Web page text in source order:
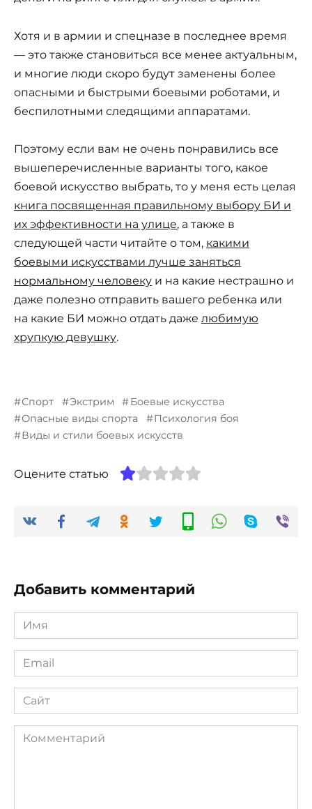
Хотя и в армии и спецназе в последнее время
— это также становиться все менее актуальным,
и многие люди скоро будут заменены более
опасными и быстрыми боевыми роботами, и
беспилотными следящими аппаратами.
Поэтому если вам не очень понравились все
вышеперечисленные варианты того, какое
боевой искусство выбрать, то у меня есть целая
книга посвященная правильному выбору БИ и
их эффективности на улице, а также в
следующей части читайте о том, какими
боевыми искусствами лучше заняться
нормальному человеку и на какие нестрашно и
даже полезно отправить вашего ребенка или
на какие БИ можно отдать даже любимую
хрупкую девушку.
Спорт Экстрим
Боевые искусства
Опасные виды спорта
Психология боя
Виды и стили боевых искусств
Оцените статью
Добавить комментарий
Имя
*
Email
*
Сайт
Комментарий